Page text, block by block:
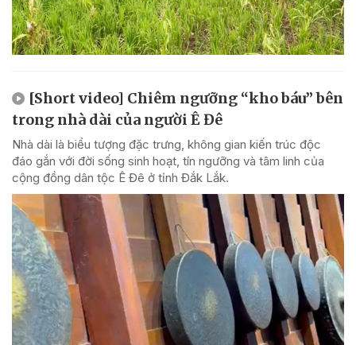
[Short video] Chiêm ngưỡng “kho báu” bên
trong nhà dài của người Ê Đê
Nhà dài là biểu tượng đặc trưng, không gian kiến trúc độc
đáo gắn với đời sống sinh hoạt, tín ngưỡng và tâm linh của
cộng đồng dân tộc Ê Đê ở tỉnh Đắk Lắk.